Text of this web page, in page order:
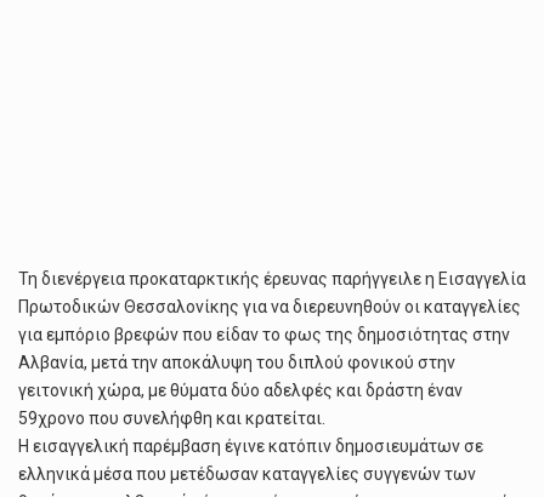
Τη διενέργεια προκαταρκτικής έρευνας παρήγγειλε η Εισαγγελία
Πρωτοδικών Θεσσαλονίκης για να διερευνηθούν οι καταγγελίες
για εμπόριο βρεφών που είδαν το φως της δημοσιότητας στην
Αλβανία, μετά την αποκάλυψη του διπλού φονικού στην
γειτονική χώρα, με θύματα δύο αδελφές και δράστη έναν
59χρονο που συνελήφθη και κρατείται.
Η εισαγγελική παρέμβαση έγινε κατόπιν δημοσιευμάτων σε
ελληνικά μέσα που μετέδωσαν καταγγελίες συγγενών των